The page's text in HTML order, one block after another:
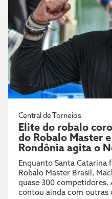
Central de Torneios
Elite do robalo
do Robalo Master
Rondônia agita o
Enquanto Santa Catarina
Robalo Master Brasil,
quase 300 competidores.
contou ainda com outras